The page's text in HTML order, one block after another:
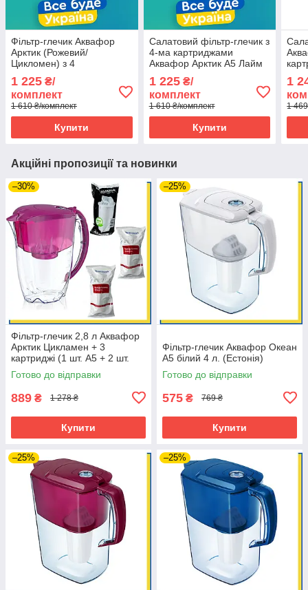
Фільтр-глечик Аквафор
Арктик (Рожевий/
Цикломен) з 4
3шт В8)
1 225 ₴/
комплект
1 610 ₴/комплект
Купити
Салатовий фільтр-глечик з
4-ма картриджами
Аквафор Арктик А5 Лайм
1 225₴/
комплект
1 610 ₴/комплект
Купити
1
1
Акційні пропозиції та новинки
–30%
Фільтр-глечик 2,8 л Аквафор
Арктик Цикламен + 3
картриджі (1 шт. А5 + 2 шт.
Ecosoft)
Готово до відправки
889 ₴ 1 278 ₴
Купити
–25%
Фільтр-глечик Аквафор Океан
А5 білий 4 л. (Естонія)
Готово до відправки
575 ₴ 769 ₴
Купити
–25% –25%